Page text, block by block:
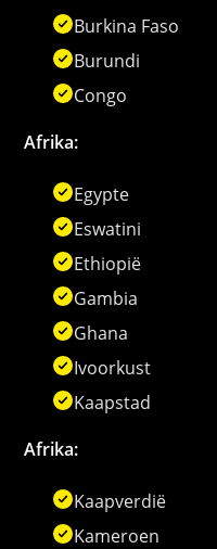
Burkina Faso
Burundi
Congo
Afrika:
Egypte
Eswatini
Ethiopië
Gambia
Ghana
Ivoorkust
Kaapstad
Afrika:
Kaapverdië
Kameroen